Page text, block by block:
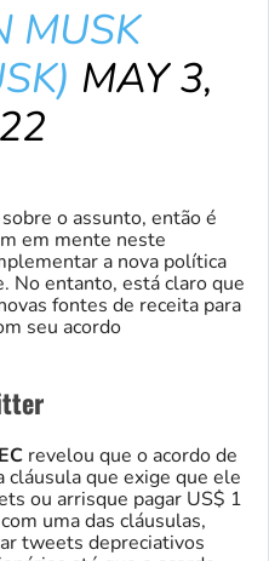
MUSK
MAY 3,
o assunto, então é
em mente neste
a nova política
No entanto, está claro que
fontes de receita para
seu acordo
revelou que o acordo de
que exige que ele
ou arrisque pagar US$ 1
uma das cláusulas,
tweets depreciativos